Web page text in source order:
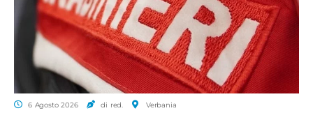
6 Agosto 2026 di red. Verbania